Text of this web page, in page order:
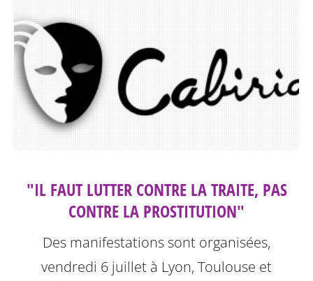
"IL FAUT LUTTER CONTRE LA TRAITE, PAS
CONTRE LA PROSTITUTION"
Des manifestations sont organisées,
vendredi 6 juillet à Lyon, Toulouse et